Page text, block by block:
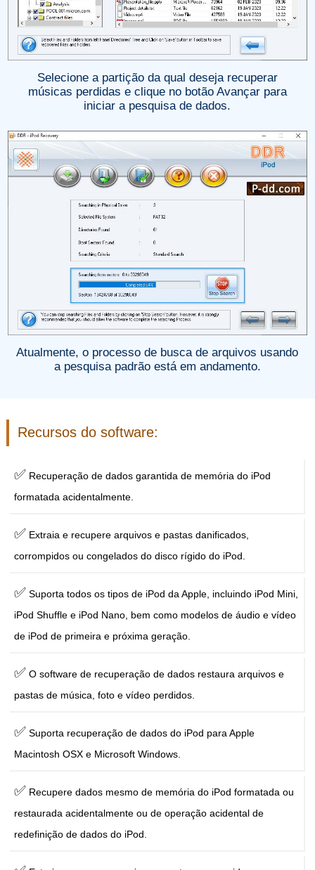
Selecione a partição da qual deseja recuperar
músicas perdidas e clique no botão Avançar para
iniciar a pesquisa de dados.
Atualmente, o processo de busca de arquivos usando
a pesquisa padrão está em andamento.
Recursos do software:
✅ Recuperação de dados garantida de memória do iPod
formatada acidentalmente.
✅ Extraia e recupere arquivos e pastas danificados,
corrompidos ou congelados do disco rígido do iPod.
✅ Suporta todos os tipos de iPod da Apple, incluindo iPod Mini,
iPod Shuffle e iPod Nano, bem como modelos de áudio e vídeo
de iPod de primeira e próxima geração.
✅ O software de recuperação de dados restaura arquivos e
pastas de música, foto e vídeo perdidos.
✅ Suporta recuperação de dados do iPod para Apple
Macintosh OSX e Microsoft Windows.
✅ Recupere dados mesmo de memória do iPod formatada ou
restaurada acidentalmente ou de operação acidental de
redefinição de dados do iPod.